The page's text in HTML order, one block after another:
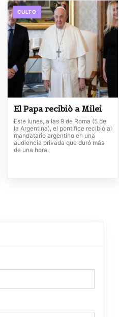
CULTO
El Papa recibiò a Milei
Este lunes, a las 9 de Roma (5 de
la Argentina), el pontífice recibió al
mandatario argentino en una
audiencia privada que duró más
de una hora.